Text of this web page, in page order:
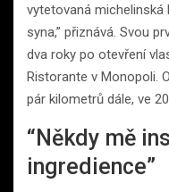
vytetovaná michelinská
syna,” přiznává. Svou
dva roky po otevření
Ristorante v Monopoli.
pár kilometrů dále, ve
“Někdy mě
ingredience”